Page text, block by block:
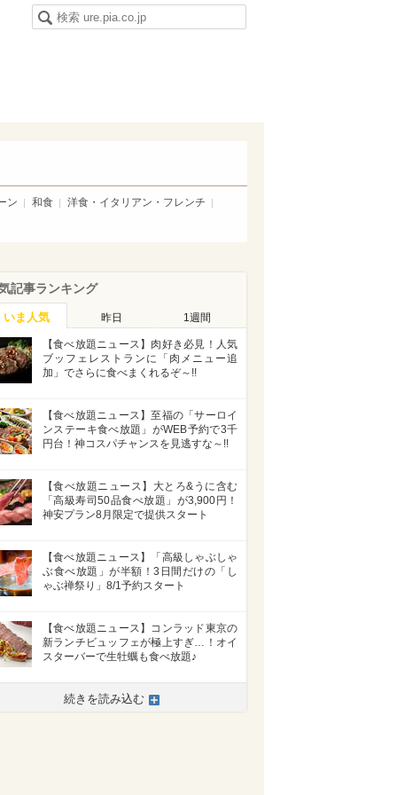
ン 和食 洋食・イタリアン・フレンチ
記事ランキング
いま人気 昨日 1週間
【食べ放題ニュース】肉好き必見！人気
ブッフェレストランに「肉メニュー追
加」でさらに食べまくれるぞ～!!
【食べ放題ニュース】至福の「サーロイ
ンステーキ食べ放題」がWEB予約で3千
円台！神コスパチャンスを見逃すな～!!
【食べ放題ニュース】大とろ&うに含む
「高級寿司50品食べ放題」が3,900円！
神安プラン8月限定で提供スタート
【食べ放題ニュース】「高級しゃぶしゃ
ぶ食べ放題」が半額！3日間だけの「し
ゃぶ禅祭り」8/1予約スタート
【食べ放題ニュース】コンラッド東京の
新ランチビュッフェが極上すぎ…！オイ
スターバーで生牡蠣も食べ放題♪
続きを読み込む